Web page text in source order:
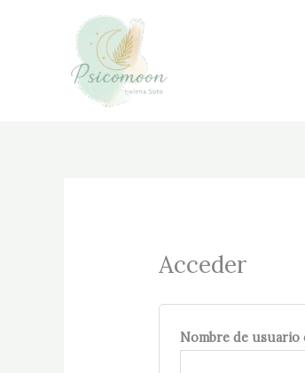
Acceder
Nombre de